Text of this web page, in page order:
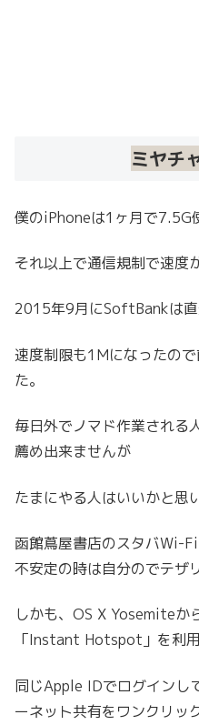
ミヤチ
僕のiPhoneは1ヶ月で7.5G
それ以上で通信規制で速度
2015年9月にSoftBankは
速度制限も1Mになったの
た。
毎日外でノマド作業される
薦め出来ませんが
たまにやる人はいいかと思
函館蔦屋書店のスタバWi-
不安定の時は自分のでテザ
しかも、OS X Yosemiteか
「Instant Hotspot」を利用
同じApple IDでログインし
ーネット共有をワンクリッ